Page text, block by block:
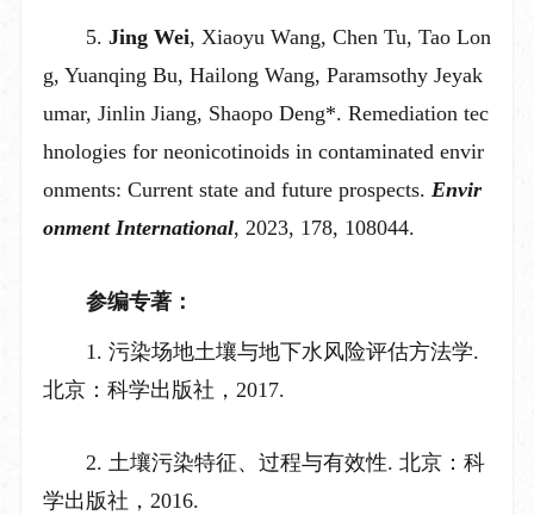
5. Jing Wei, Xiaoyu Wang, Chen Tu, Tao Lon
g, Yuanqing Bu, Hailong Wang, Paramsothy Jeyak
umar, Jinlin Jiang, Shaopo Deng*. Remediation tec
hnologies for neonicotinoids in contaminated envir
onments: Current state and future prospects. Envir
onment International, 2023, 178, 108044.
参编专著：
1. 污染场地土壤与地下水风险评估方法学.
北京：科学出版社， 2017.
2. 土壤污染特征、过程与有效性. 北京：科
学出版社， 2016.